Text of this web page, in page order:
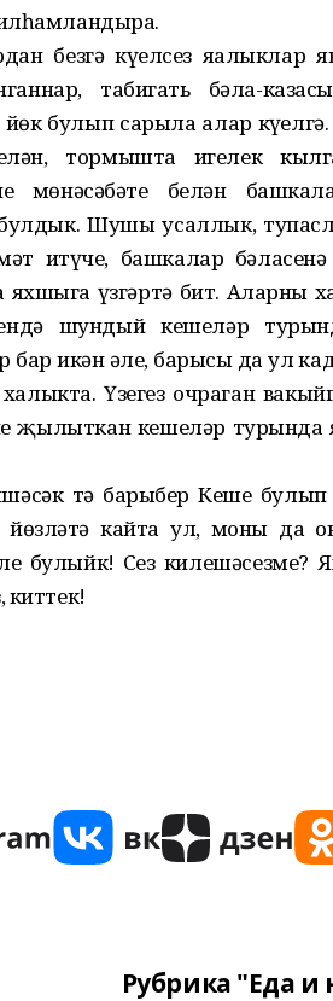
безгә күңелсез
табигать бәла-
булып сарыла алар
тормышта игелек
мөнәсәбәте белән
булдык. Шушы усаллык,
итүче, башкалар
үзгәртә бит. Аларны
шундый кешеләр
бар икән әле, барысы да ул
Үзегез очраган
җылыткан кешеләр
тә барыбер Кеше
йөзләтә кайта ул, моны да
булыйк! Сез
киттек!
Рубрика "Еда и